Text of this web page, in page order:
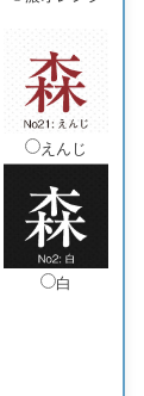
えんじ
白